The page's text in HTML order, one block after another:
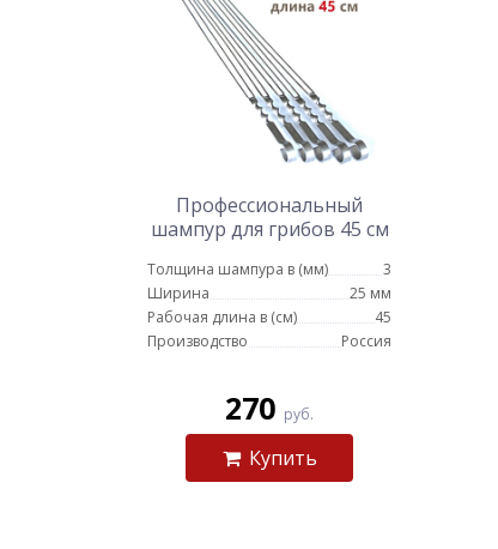
Профессиональный
шампур для грибов 45 см
Толщина шампура в (мм)
3
Ширина
25 мм
Рабочая длина в (см)
45
Производство
Россия
270 руб.
Купить